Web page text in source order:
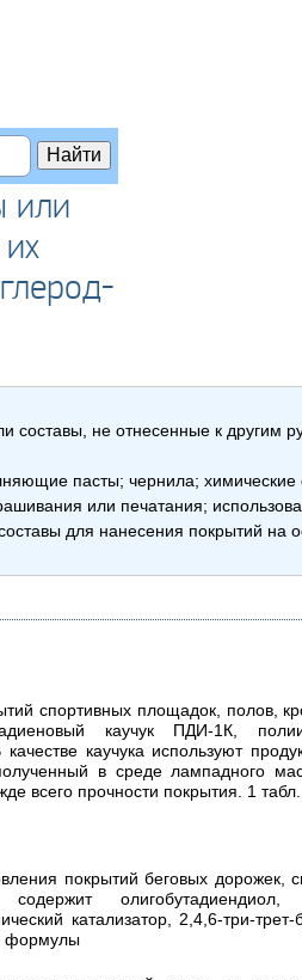
или
не отнесенные к другим
пасты; чернила; химические
или печатания;
для нанесения покрытий на
спортивных площадок, полов,
каучук ПДИ-1К,
каучука используют
в среде лампадного
всего прочности покрытия. 1 табл.
покрытий беговых дорожек,
олигобутадиендиол,
катализатор, 2,4,6-три-трет-
формулы